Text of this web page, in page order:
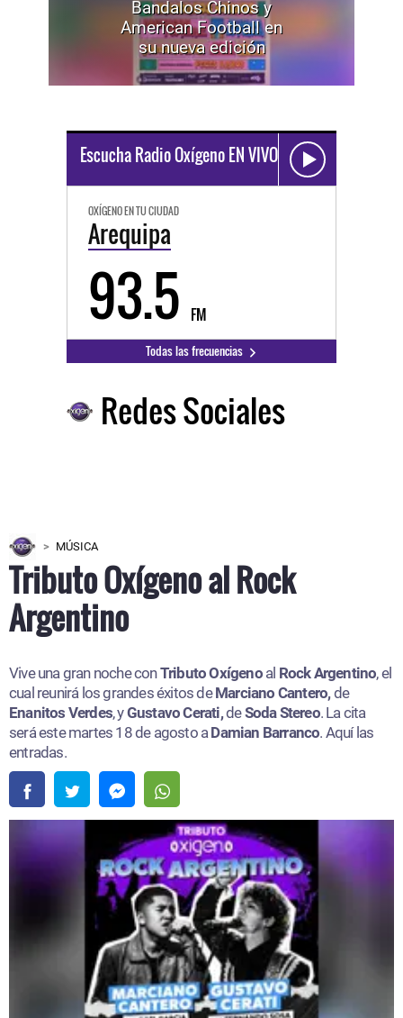
Bandalos Chinos y
American Football en
su nueva edición
Escucha Radio Oxígeno EN VIVO
OXÍGENO EN TU CIUDAD
Arequipa
93.5 FM
Todas las frecuencias
Redes Sociales
MÚSICA
Tributo Oxígeno al Rock
Argentino
Vive una gran noche conTributo Oxígenoal Rock Argentino, el
cual reunirá los grandes éxitos deMarciano Cantero,de
Enanitos Verdes, yGustavo Cerati,deSoda Stereo. La cita
será este martes 18 de agosto aDamian Barranco. Aquí las
entradas.​